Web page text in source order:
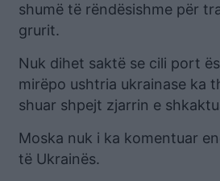
shumë të rëndësishme për
grurit.
Nuk dihet saktë se cili port
mirëpo ushtria ukrainase ka
shuar shpejt zjarrin e
Moska nuk i ka komentuar
të Ukrainës.